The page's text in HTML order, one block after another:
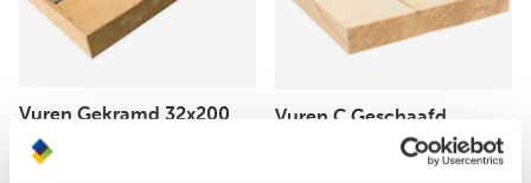
Vuren Gekramd 32x200
mm PEFC - 500 cm
Vuren C Geschaafd
28x195 mm FSC